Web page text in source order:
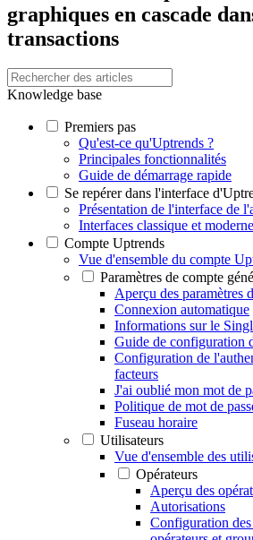
graphiques en cascade
transactions
Knowledge base
Premiers pas
Qu'est-ce qu'Uptrends ?
Principales fonctionnalités
Guide de démarrage rapide
Se repérer dans l'interface
Présentation de l'interface de
Interfaces classique et
Compte Uptrends
Vue d'ensemble du compte
Paramètres de compte
Aperçu des paramètres
Connexion automatique
Informations sur le
Guide de configuration
Configuration de
facteurs
J'ai oublié mon mot de
Politique de mot de
Fuseau horaire
Utilisateurs
Vue d'ensemble des
Opérateurs
Aperçu des
Autorisations
Configuration